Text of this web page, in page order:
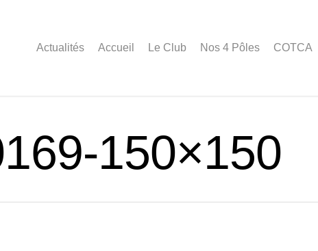
Actualités Accueil Le Club Nos 4 Pôles COTCA
150×150